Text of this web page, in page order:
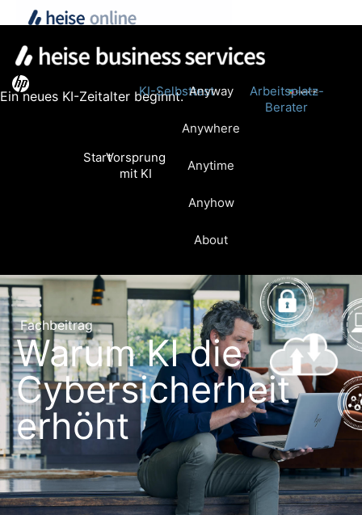
Ein neues KI-Zeitalter beginnt.
StartVorsprung
mit KI
KI-Selbsttest
Anyway
Anywhere
Anytime
Anyhow
About
Arbeitsplatz-
Berater
Fachbeitrag
Warum KI die
Cybersicherheit
erhöht